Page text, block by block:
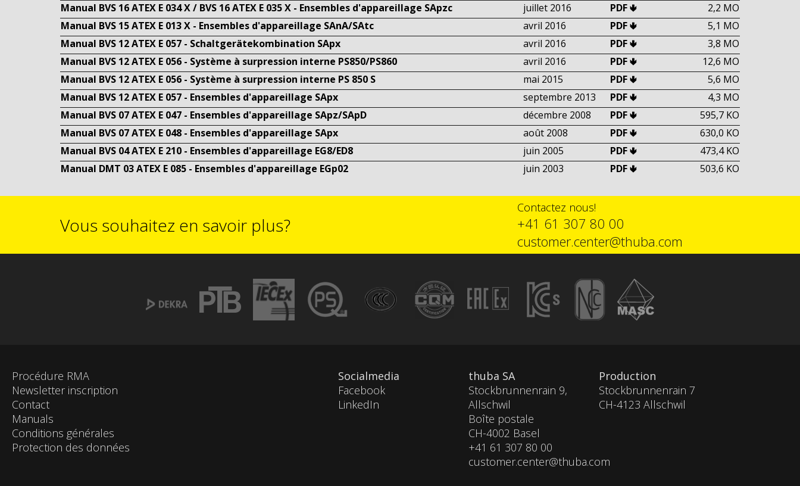
Manual BVS 16 ATEX E 034 X / BVS 16 ATEX E 035 X - Ensembles d'appareillage SApzc
juillet 2016 PDF 🢃
2,2 MO
Manual BVS 15 ATEX E 013 X - Ensembles d'appareillage SAnA/SAtc
avril 2016 PDF 🢃
5,1 MO
Manual BVS 12 ATEX E 057 - Schaltgerätekombination SApx
avril 2016 PDF 🢃
3,8 MO
Manual BVS 12 ATEX E 056 - Système à surpression interne PS850/PS860
avril 2016 PDF 🢃
12,6 MO
Manual BVS 12 ATEX E 056 - Système à surpression interne PS 850 S
mai 2015 PDF 🢃
5,6 MO
Manual BVS 12 ATEX E 057 - Ensembles d'appareillage SApx
septembre 2013 PDF 🢃
4,3 MO
Manual BVS 07 ATEX E 047 - Ensembles d'appareillage SApz/SApD
décembre 2008 PDF 🢃
595,7 KO
Manual BVS 07 ATEX E 048 - Ensembles d'appareillage SApx
août 2008 PDF 🢃
630,0 KO
Manual BVS 04 ATEX E 210 - Ensembles d'appareillage EG8/ED8
juin 2005 PDF 🢃
473,4 KO
Manual DMT 03 ATEX E 085 - Ensembles d'appareillage EGp02
juin 2003 PDF 🢃 503,6 KO
Vous souhaitez en savoir plus?
Contactez nous!
+41 61 307 80 00
customer.center@thuba.com
Procédure RMA
Newsletter inscription
Contact
Manuals
Conditions générales
Protection des données
Socialmedia
Facebook
LinkedIn
thuba SA
Stockbrunnenrain 9,
Allschwil
Boîte postale
CH-4002 Basel
+41 61 307 80 00
customer.center@thuba.com
Production
Stockbrunnenrain 7
CH-4123 Allschwil